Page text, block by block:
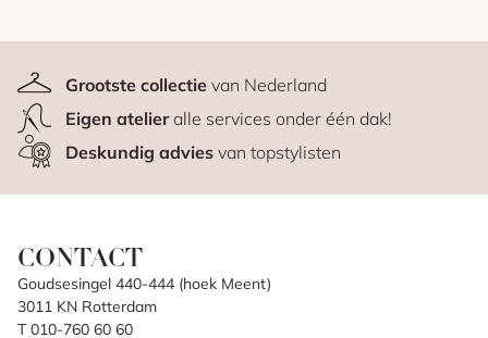
Grootste collectievan Nederland
Eigen atelieralle services onder één dak!
Deskundig adviesvan topstylisten
CONTACT
Goudsesingel 440-444 (hoek Meent)
3011 KN Rotterdam
T 010-760 60 60